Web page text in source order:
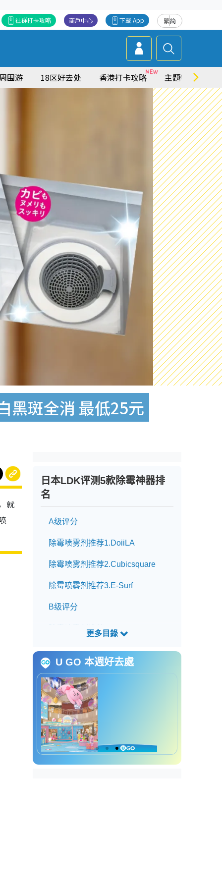
繁简
下載 App
商戶中心
社群打卡攻略
围游 18区好去处 香港打卡攻略 主题特集
黑斑全消 最低25元
就
日本LDK评测5款除霉神器排
名
A级评分
除霉喷雾剂推荐1.DoiiLA
除霉喷雾剂推荐2.Cubicsquare
除霉喷雾剂推荐3.E-Surf
B级评分
除霉喷雾剂推荐4.Johnson
除霉喷雾剂推荐5.Clean Planet
U GO 本週好去處